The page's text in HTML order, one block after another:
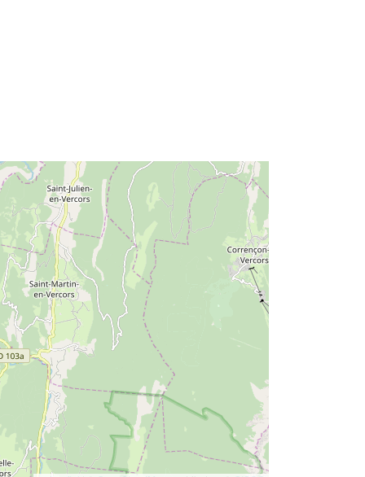
120066022-wxs-34dba646-ad5f-
432a-bd2a-8a59c48ae09d
http://data.europa.eu/88u/dataset/fr-
120066022-srv-ade42790-3328-
4321-a4f5-bd276475bcb4
Tietoaineistolinkki:
http://inspire.ec.europa.eu/metadata-
codelist/SpatialDataServiceType/vie
w